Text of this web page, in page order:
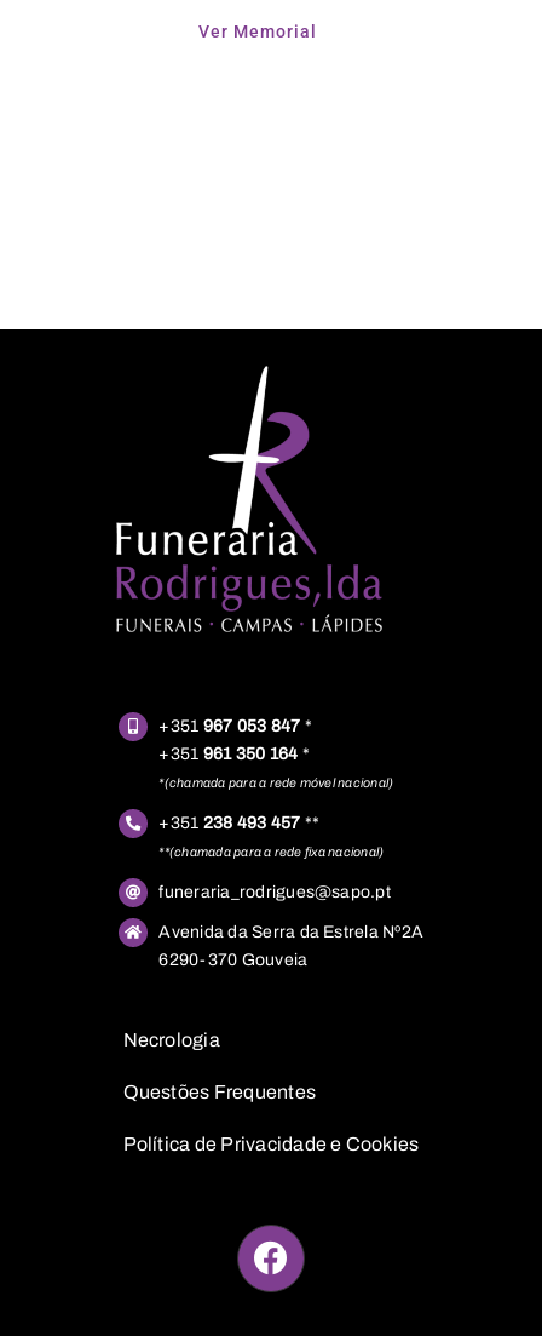
Ver Memorial
+351 967 053 847 *
+351 961 350 164 *
*(chamada para a rede móvel nacional)
+351 238 493 457 **
**(chamada para a rede fixa nacional)
funeraria_rodrigues@sapo.pt
Avenida da Serra da Estrela Nº2A
6290-370 Gouveia
Necrologia
Questões Frequentes
Política de Privacidade e Cookies